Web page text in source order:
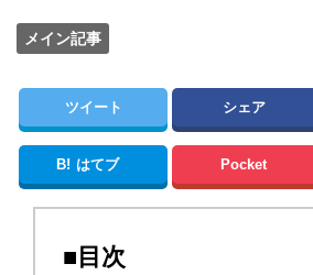
メイン記事
ツイート シェア
B! はてブ Pocket
■目次